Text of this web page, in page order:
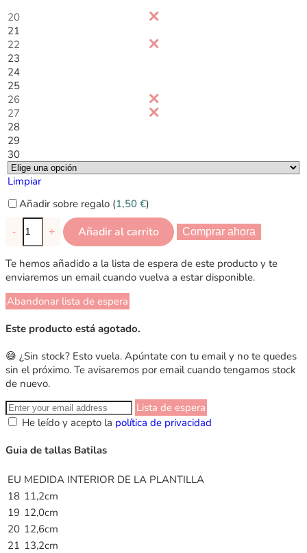
20
21
22
23
24
25
26
27
28
29
30
Limpiar
Añadir sobre regalo (1,50 €)
- + Añadir al carrito Comprar ahora
Te hemos añadido a la lista de espera de este producto y te
enviaremos un email cuando vuelva a estar disponible.
Abandonar lista de espera
Este producto está agotado.
😅 ¿Sin stock? Esto vuela. Apúntate con tu email y no te quedes
sin el próximo. Te avisaremos por email cuando tengamos stock
de nuevo.
Lista de espera
He leído y acepto la política de privacidad
Guia de tallas Batilas
EU MEDIDA INTERIOR DE LA PLANTILLA
18 11,2cm
19 12,0cm
20 12,6cm
21 13,2cm